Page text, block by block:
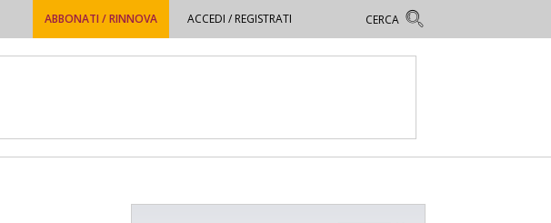
ABBONATI / RINNOVA ACCEDI / REGISTRATI